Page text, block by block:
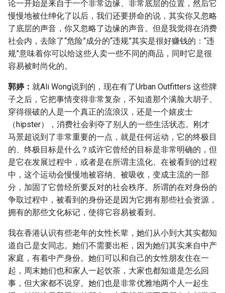
论一开始是来自于一个非常边缘、非常底层的位置，然后它
慢慢地被仕绅化了以后，我们还要拼命的说，其实你又忽略
了底层的声音，你又忽略了边缘的声音。但是我觉得在消费
社会内，去除了“危险”成分的“违规”其实是很好赚钱的：“违
规”意味着你可以给这些人卖一些不同的商品，同时它是很
容易被时尚化的。
郭婷： 就Ali Wong说到的，现在有了Urban Outfitters 这些牌
子之后，它把事情变得非常复杂，不知道那个满脸大胡子、
穿得很破的人是一个真正的流浪汉，还是一个嬉皮士
（hipster），消费社会剥夺了别人的一些生活状态。刚才
马景超说到了非常重要的一点，就是任何运动，它的终极目
的、终极目标是什么？或许它曾经的目标是非常明确的，但
是它在发展过程中，或者是在所谓主流化、在被看到的过程
中，这个运动会慢慢地被容纳、被吸收，变成主流的一部
分，加固了它曾经所要反对的社会秩序。所谓的在对身份的
争取过程中，被看到的身份还是因为它拥有那些社会资源，
拥有的那些文化标记，使得它容易被看到。
我在香港认识有些老年的女性长辈，她们从小到大其实都知
道自己是女同志。她们不需要出柜，因为她们其实来自中产
家庭，有着中产身份。她们可以和自己的女性朋友住在一
起，周末她们也和家人一起饮茶，大家也都知道是怎么回
事，但大家都不说穿。她们也是非常优雅地两个人一起生